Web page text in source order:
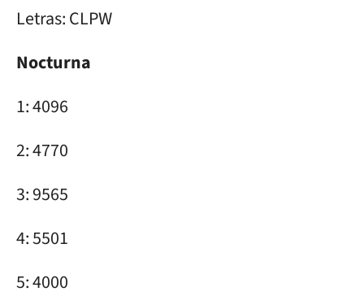
Letras: CLPW
Nocturna
1: 4096
2: 4770
3: 9565
4: 5501
5: 4000